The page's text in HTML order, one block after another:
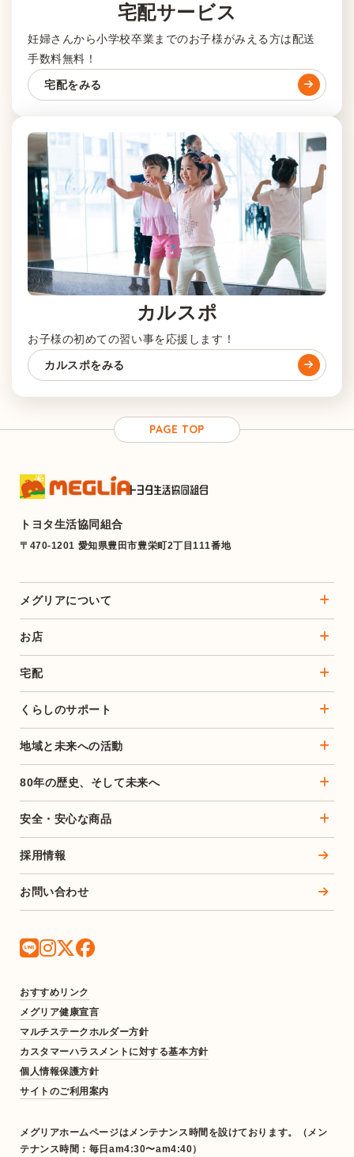
宅配サービス
妊婦さんから小学校卒業までのお子様がみえる方は配送
手数料無料！
宅配をみる
カルスポ
お子様の初めての習い事を応援します！
カルスポをみる
PAGE TOP
トヨタ生活協同組合
〒470-1201 愛知県豊田市豊栄町2丁目111番地
メグリアについて
お店
宅配
くらしのサポート
地域と未来への活動
80年の歴史、そして未来へ
安全・安心な商品
採用情報
お問い合わせ
おすすめリンク
メグリア健康宣言
マルチステークホルダー方針
カスタマーハラスメントに対する基本方針
個人情報保護方針
サイトのご利用案内
メグリアホームページはメンテナンス時間を設けております。（メン
テナンス時間：毎日am4:30〜am4:40）